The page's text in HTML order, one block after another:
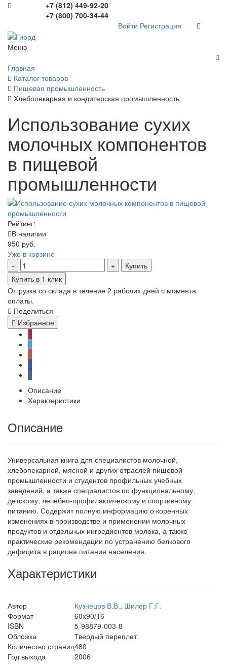
+7 (812) 449-92-20
+7 (800) 700-34-44
Войти Регистрация
Меню
Главная
Каталог товаров
Пищевая промышленность
Хлебопекарная и кондитерская промышленность
Использование сухих
молочных компонентов
в пищевой
промышленности
Рейтинг:
В наличии
950 руб.
Уже в корзине
Купить
Купить в 1 клик
Отгрузка со склада в течение 2 рабочих дней с момента
оплаты.
Поделиться
Избранное
Описание
Характеристики
Описание
Универсальная книга для специалистов молочной,
хлебопекарной, мясной и других отраслей пищевой
промышленности и студентов профильных учебных
заведений, а также специалистов по функциональному,
детскому, лечебно-профилактическому и спортивному
питанию. Содержит полную информацию о коренных
изменениях в производстве и применении молочных
продуктов и отдельных ингредиентов молока, а также
практические рекомендации по устранению белкового
дефицита в рациона питания населения.
Характеристики
Автор Кузнецов В.В., Шилер Г.Г.
Формат
60х90/16
ISBN
5-98879-003-8
Обложка
Твердый переплет
Количество страниц480
Год выхода
2006